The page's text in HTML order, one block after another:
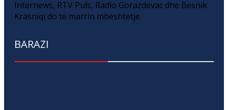
Internews, RTV Puls, Radio Gorazdevac dhe Besnik
Krasniqi do të marrin mbështetje.
BARAZI